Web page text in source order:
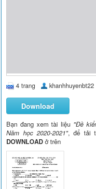
4 trang khanhhuyenbt22
Download
Bạn đang xem tài liệu "Đề
Năm học 2020-2021", để tải
DOWNLOAD ở trên